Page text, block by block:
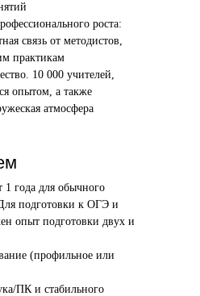
роста:
связь от методистов,
практикам
10 000 учителей,
опытом, а также
атмосфера
года для обычного
подготовки к ОГЭ и
опыт подготовки двух и
(профильное или
ПК и стабильного
4 вопроса